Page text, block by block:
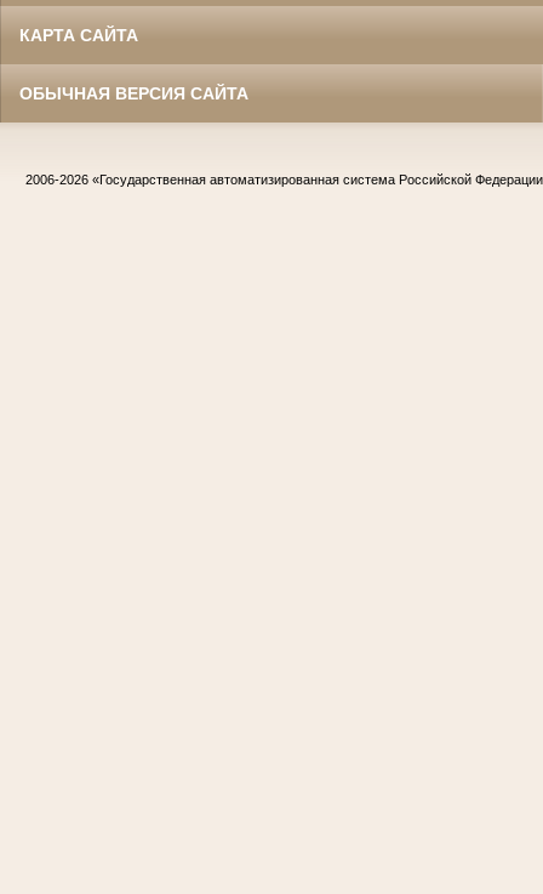
КАРТА САЙТА
ОБЫЧНАЯ ВЕРСИЯ САЙТА
2006-2026 «Государственная автоматизированная система Российской